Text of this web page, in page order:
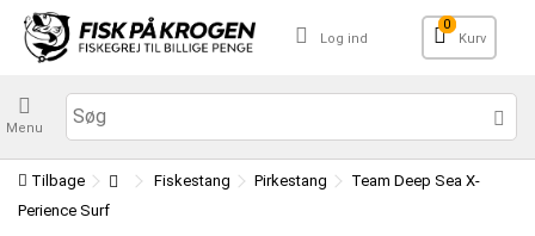
Log ind
0
Kurv
Menu
Tilbage Fiskestang Pirkestang
Team Deep Sea X-
Perience Surf